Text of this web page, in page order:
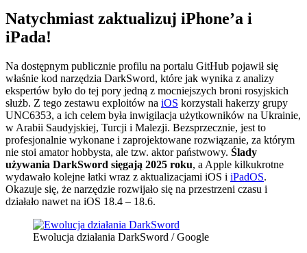
Natychmiast zaktualizuj iPhone’a i
iPada!
Na dostępnym publicznie profilu na portalu GitHub pojawił się
właśnie kod narzędzia DarkSword, które jak wynika z analizy
ekspertów było do tej pory jedną z mocniejszych broni rosyjskich
służb. Z tego zestawu exploitów na iOS korzystali hakerzy grupy
UNC6353, a ich celem była inwigilacja użytkowników na Ukrainie,
w Arabii Saudyjskiej, Turcji i Malezji. Bezsprzecznie, jest to
profesjonalnie wykonane i zaprojektowane rozwiązanie, za którym
nie stoi amator hobbysta, ale tzw. aktor państwowy. Ślady
używania DarkSword sięgają 2025 roku, a Apple kilkukrotne
wydawało kolejne łatki wraz z aktualizacjami iOS i iPadOS.
Okazuje się, że narzędzie rozwijało się na przestrzeni czasu i
działało nawet na iOS 18.4 – 18.6.
Ewolucja działania DarkSword / Google